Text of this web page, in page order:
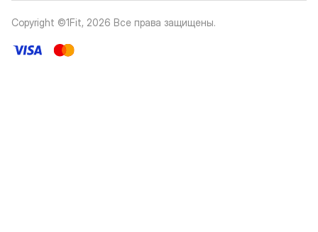
Copyright ©1Fit, 2026 Все права защищены.